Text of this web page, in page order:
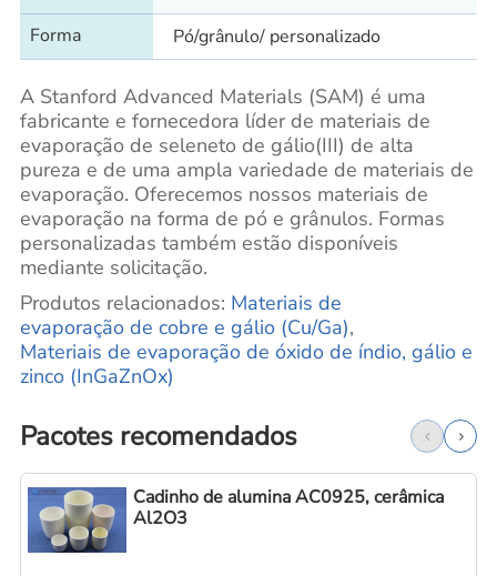
Forma
Pó/grânulo/ personalizado
A Stanford Advanced Materials (SAM) é uma
fabricante e fornecedora líder de materiais de
evaporação de seleneto de gálio(III) de alta
pureza e de uma ampla variedade de materiais de
evaporação. Oferecemos nossos materiais de
evaporação na forma de pó e grânulos. Formas
personalizadas também estão disponíveis
mediante solicitação.
Produtos relacionados: Materiais de
evaporação de cobre e gálio (Cu/Ga),
Materiais de evaporação de óxido de índio, gálio e
zinco (InGaZnOx)
Pacotes recomendados
Cadinho de alumina AC0925, cerâmica
Al2O3